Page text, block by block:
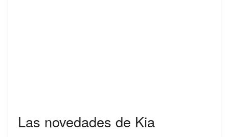
Las novedades de Kia